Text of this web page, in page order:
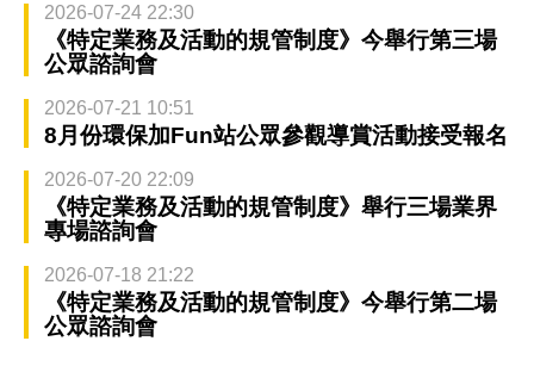
2026-07-24 22:30
《特定業務及活動的規管制度》今舉行第三場
公眾諮詢會
2026-07-21 10:51
8月份環保加Fun站公眾參觀導賞活動接受報名
2026-07-20 22:09
《特定業務及活動的規管制度》舉行三場業界
專場諮詢會
2026-07-18 21:22
《特定業務及活動的規管制度》今舉行第二場
公眾諮詢會